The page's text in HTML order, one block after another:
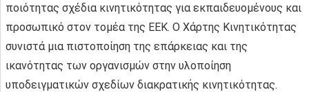
ποιότητας σχέδια κινητικότητας για εκπαιδευομένους και
προσωπικό στον τομέα της ΕΕΚ. O Χάρτης Κινητικότητας
συνιστά μια πιστοποίηση της επάρκειας και της
ικανότητας των οργανισμών στην υλοποίηση
υποδειγματικών σχεδίων διακρατικής κινητικότητας.